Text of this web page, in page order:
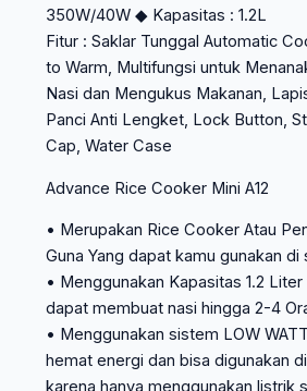
350W/40W ◆ Kapasitas : 1.2L
Fitur : Saklar Tunggal Automatic
to Warm, Multifungsi untuk
Nasi dan Mengukus Makanan,
Panci Anti Lengket, Lock Button,
Cap, Water Case
Advance Rice Cooker Mini A12
• Merupakan Rice Cooker Atau
Guna Yang dapat kamu gunakan di
• Menggunakan Kapasitas 1.2
dapat membuat nasi hingga 2-4
• Menggunakan sistem LOW
hemat energi dan bisa digunakan
karena hanya menggunakan listrik